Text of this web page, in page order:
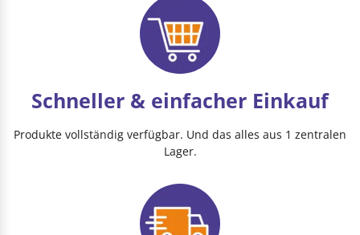
Schneller & einfacher Einkauf
Produkte vollständig verfügbar. Und das alles aus 1 zentralen
Lager.